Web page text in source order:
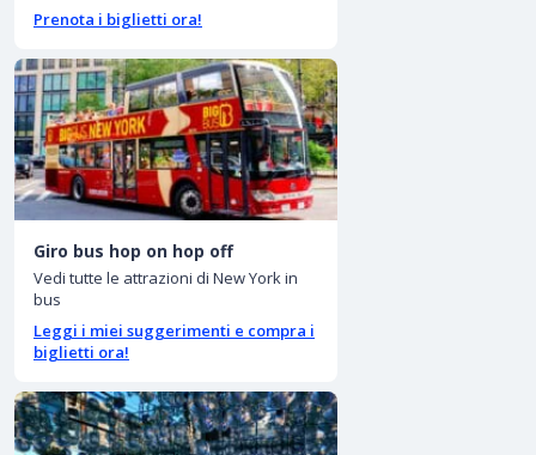
Prenota i biglietti ora!
Giro bus hop on hop off
Vedi tutte le attrazioni di New York in
bus
Leggi i miei suggerimenti e compra i
biglietti ora!